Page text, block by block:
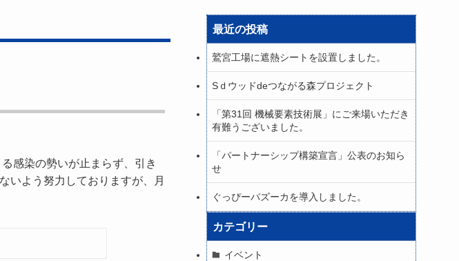
感染の勢いが止まらず、引き
いよう努力しておりますが、月
最近の投稿
鷲宮工場に遮熱シートを設置しました。
Sｄウッドdeつながる森プロジェクト
「第31回 機械要素技術展」にご来場いただき
有難うございました。
「パートナーシップ構築宣言」公表のお知ら
せ
ぐっぴーバズーカを導入しました。
カテゴリー
イベント